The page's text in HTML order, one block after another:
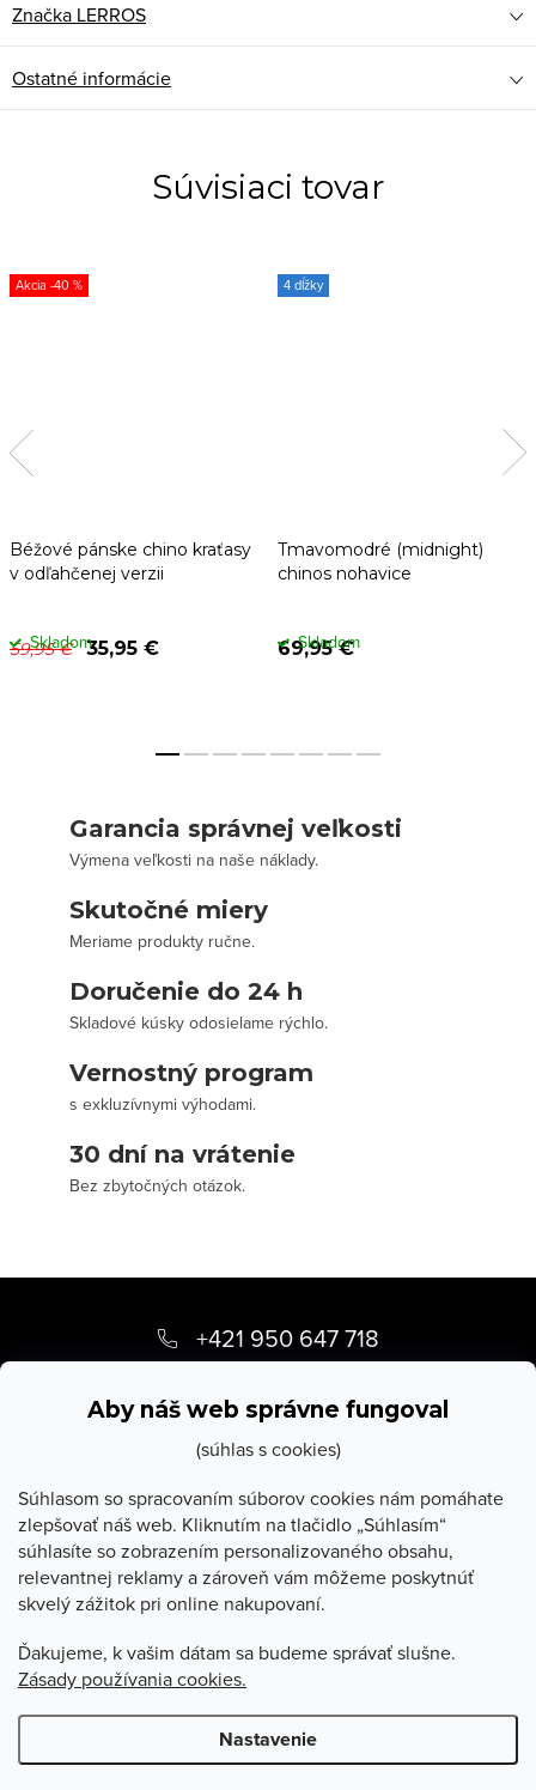
Aby náš web správne fungoval
(súhlas s cookies)
Súhlasom so spracovaním súborov cookies nám pomáhate
zlepšovať náš web. Kliknutím na tlačidlo „Súhlasím“
súhlasíte so zobrazením personalizovaného obsahu,
relevantnej reklamy a zároveň vám môžeme poskytnúť
skvelý zážitok pri online nakupovaní.
Ďakujeme, k vašim dátam sa budeme správať slušne.
Zásady používania cookies.
Nastavenie
Značka LERROS
Ostatné informácie
Súvisiaci tovar
-40 %
Béžové pánske chino kraťasy
v odľahčenej verzii
59,95 € 35,95 €
Skladom
4 dĺžky
Tmavomodré (midnight)
chinos nohavice
69,95 €
Skladom
Garancia správnej veľkosti
Výmena veľkosti na naše náklady.
Skutočné miery
Meriame produkty ručne.
Doručenie do 24 h
Skladové kúsky odosielame rýchlo.
Vernostný program
s exkluzívnymi výhodami.
30 dní na vrátenie
Bez zbytočných otázok.
p
+421 950 647 718
O Stevula
Poradňa
Copyright 2026Stevula.sk. Všetky práva vyhradené.Upraviť